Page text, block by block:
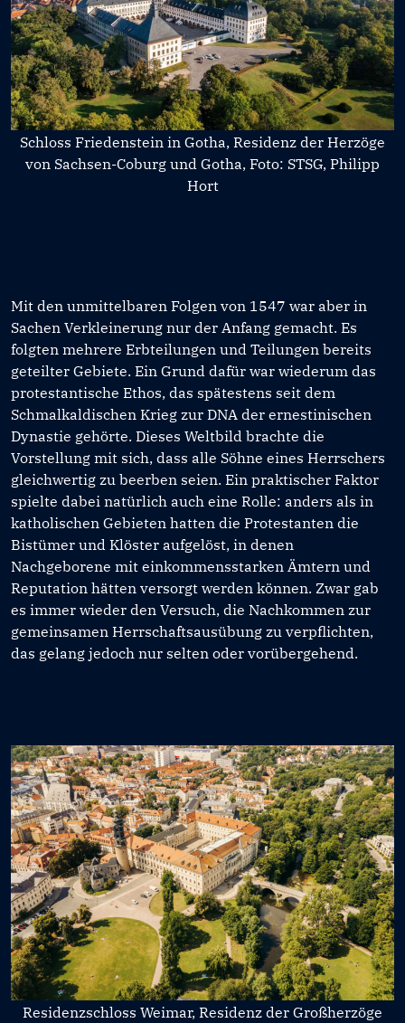
Schloss Friedenstein in Gotha, Residenz der Herzöge
von Sachsen-Coburg und Gotha, Foto: STSG, Philipp
Hort
Mit den unmittelbaren Folgen von 1547 war aber in
Sachen Verkleinerung nur der Anfang gemacht. Es
folgten mehrere Erbteilungen und Teilungen bereits
geteilter Gebiete. Ein Grund dafür war wiederum das
protestantische Ethos, das spätestens seit dem
Schmalkaldischen Krieg zur DNA der ernestinischen
Dynastie gehörte. Dieses Weltbild brachte die
Vorstellung mit sich, dass alle Söhne eines Herrschers
gleichwertig zu beerben seien. Ein praktischer Faktor
spielte dabei natürlich auch eine Rolle: anders als in
katholischen Gebieten hatten die Protestanten die
Bistümer und Klöster aufgelöst, in denen
Nachgeborene mit einkommensstarken Ämtern und
Reputation hätten versorgt werden können. Zwar gab
es immer wieder den Versuch, die Nachkommen zur
gemeinsamen Herrschaftsausübung zu verpflichten,
das gelang jedoch nur selten oder vorübergehend.
Residenzschloss Weimar, Residenz der Großherzöge